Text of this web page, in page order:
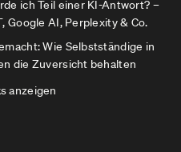
ich Teil einer KI-Antwort? –
Google AI, Perplexity & Co.
Wie Selbstständige in
die Zuversicht behalten
anzeigen